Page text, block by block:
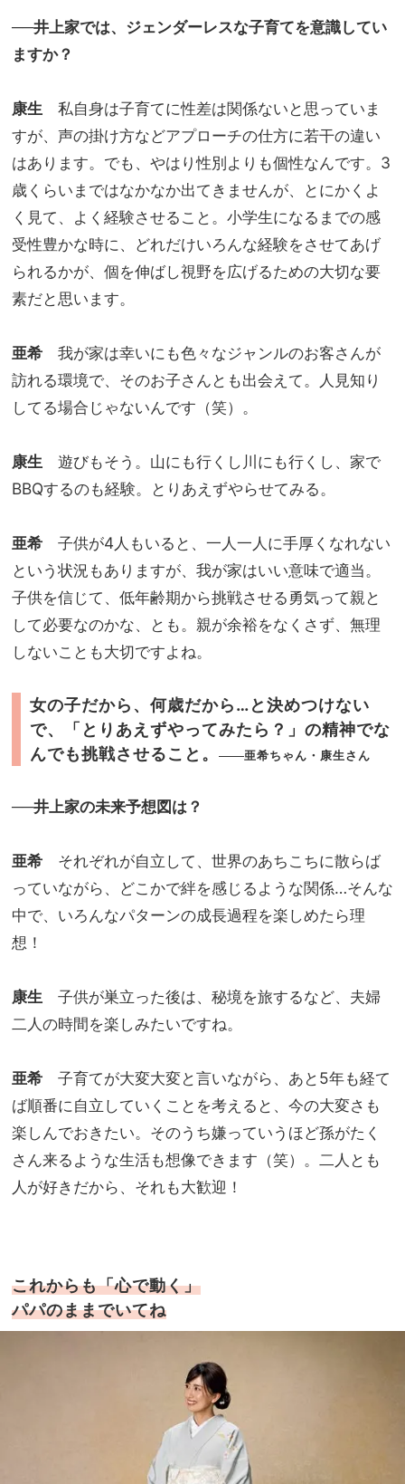
──井上家では、ジェンダーレスな子育てを意識してい
ますか？
康生 私自身は子育てに性差は関係ないと思っていま
すが、声の掛け方などアプローチの仕方に若干の違い
はあります。でも、やはり性別よりも個性なんです。3
歳くらいまではなかなか出てきませんが、とにかくよ
く見て、よく経験させること。小学生になるまでの感
受性豊かな時に、どれだけいろんな経験をさせてあげ
られるかが、個を伸ばし視野を広げるための大切な要
素だと思います。
亜希 我が家は幸いにも色々なジャンルのお客さんが
訪れる環境で、そのお子さんとも出会えて。人見知り
してる場合じゃないんです（笑）。
康生 遊びもそう。山にも行くし川にも行くし、家で
BBQするのも経験。とりあえずやらせてみる。
亜希 子供が4人もいると、一人一人に手厚くなれない
という状況もありますが、我が家はいい意味で適当。
子供を信じて、低年齢期から挑戦させる勇気って親と
して必要なのかな、とも。親が余裕をなくさず、無理
しないことも大切ですよね。
女の子だから、何歳だから…と決めつけない
で、「とりあえずやってみたら？」の精神でな
んでも挑戦させること。
亜希ちゃん・康生さん
──井上家の未来予想図は？
亜希 それぞれが自立して、世界のあちこちに散らば
っていながら、どこかで絆を感じるような関係…そんな
中で、いろんなパターンの成長過程を楽しめたら理
想！
康生 子供が巣立った後は、秘境を旅するなど、夫婦
二人の時間を楽しみたいですね。
亜希 子育てが大変大変と言いながら、あと5年も経て
ば順番に自立していくことを考えると、今の大変さも
楽しんでおきたい。そのうち嫌っていうほど孫がたく
さん来るような生活も想像できます（笑）。二人とも
人が好きだから、それも大歓迎！
これからも「心で動く」
パパのままでいてね